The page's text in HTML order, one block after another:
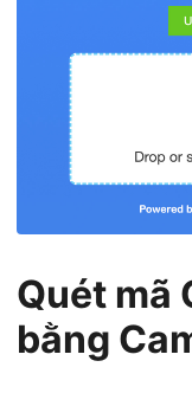
Quét mã
bằng